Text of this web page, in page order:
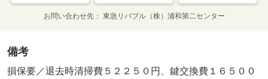
お問い合わせ先 東急リバブル（株）浦和第二センター
備考
損保要／退去時清掃費５２２５０円、鍵交換費１６５００